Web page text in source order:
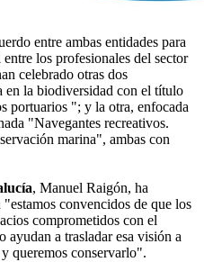
entre ambas entidades para
los profesionales del sector
celebrado otras dos
en la biodiversidad con el título
portuarios "; y la otra, enfocada
"Navegantes recreativos.
marina", ambas con
, Manuel Raigón, ha
convencidos de que los
comprometidos con el
ayudan a trasladar esa visión a
queremos conservarlo".